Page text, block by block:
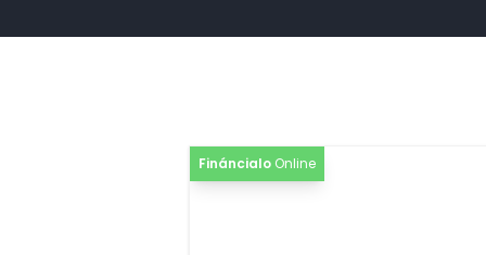
Fináncialo Online